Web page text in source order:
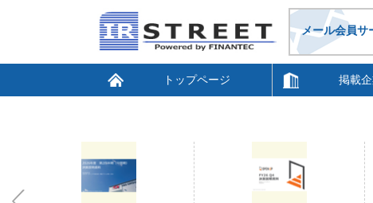
メール会員サ
トップページ 掲載